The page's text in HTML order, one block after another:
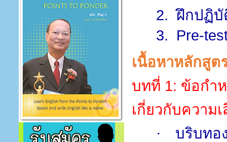
2. ฝึกปฏิ
3.
Pre-
เนื้อหาหลักสูต
บทที่ 1: ข้อกำ
เกี่ยวกับความเ
· บริบทอ